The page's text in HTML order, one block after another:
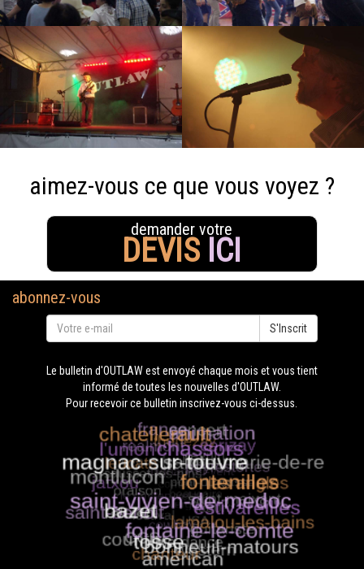
aimez-vous ce que vous voyez ?
demander votre
DEVIS ICI
abonnez-vous
S'Inscrit
Le bulletin d'OUTLAW est envoyé chaque mois et vous tient
informé de toutes les nouvelles d'OUTLAW.
Pour recevoir ce bulletin inscrivez-vous ci-dessus.